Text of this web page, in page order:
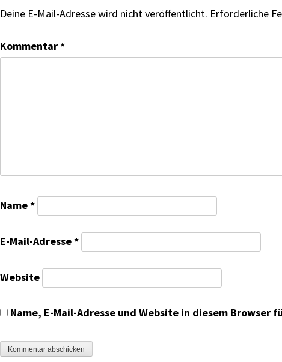
Deine E-Mail-Adresse wird nicht veröffentlicht. Erforderliche
Kommentar*
Name*
E-Mail-Adresse*
Website
Name, E-Mail-Adresse und Website in diesem Browser